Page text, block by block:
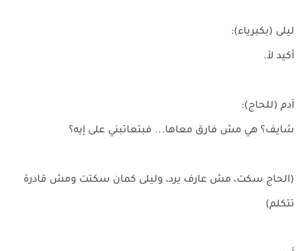
ليلى (بكبرياء):
أكيد لأ.
آدم (للحاج):
شايف؟ هي مش فارق معاها... فبتعاتبني على إيه؟
(الحاج سكت، مش عارف يرد، وليلى كمان سكتت ومش قادرة
تتكلم)